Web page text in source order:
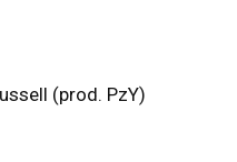
(prod. PzY)